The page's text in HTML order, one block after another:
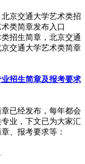
招生简章，北京交通
交通大学艺术类简章
业招生简章及报考要求
已经发布，每年都会
业，下文已为大家汇
、报考要求等：